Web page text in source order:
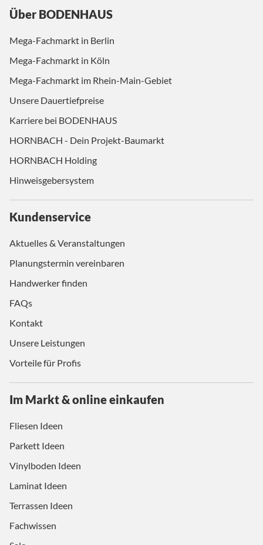
Über BODENHAUS
Mega-Fachmarkt in Berlin
Mega-Fachmarkt in Köln
Mega-Fachmarkt im Rhein-Main-Gebiet
Unsere Dauertiefpreise
Karriere bei BODENHAUS
HORNBACH - Dein Projekt-Baumarkt
HORNBACH Holding
Hinweisgebersystem
Kundenservice
Aktuelles & Veranstaltungen
Planungstermin vereinbaren
Handwerker finden
FAQs
Kontakt
Unsere Leistungen
Vorteile für Profis
Im Markt & online einkaufen
Fliesen Ideen
Parkett Ideen
Vinylboden Ideen
Laminat Ideen
Terrassen Ideen
Fachwissen